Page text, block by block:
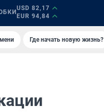
USD 82,17
EUR 94,84
Где начать новую жизнь?